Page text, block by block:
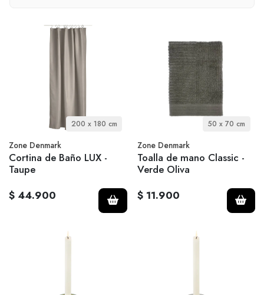
200 x 180 cm
Zone Denmark
Cortina de Baño LUX -
Taupe
$ 44.900
50 x 70 cm
Zone Denmark
Toalla de mano Classic -
Verde Oliva
$ 11.900